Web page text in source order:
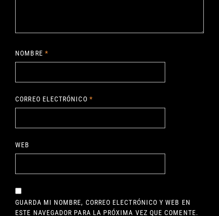
NOMBRE *
CORREO ELECTRÓNICO *
WEB
GUARDA MI NOMBRE, CORREO ELECTRÓNICO Y WEB EN
ESTE NAVEGADOR PARA LA PRÓXIMA VEZ QUE COMENTE.